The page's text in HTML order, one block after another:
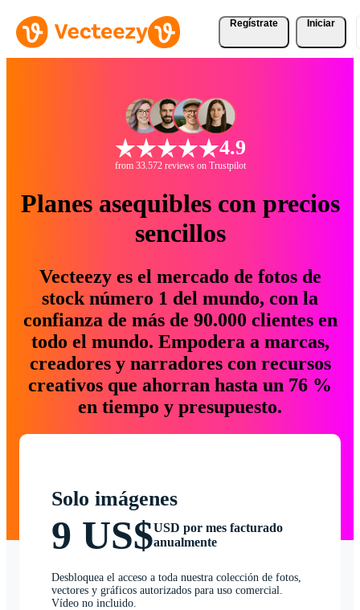
Regístrate Iniciar
4.9
from 33.572 reviews on Trustpilot
Planes asequibles con precios
sencillos
Vecteezy es el mercado de fotos de
stock número 1 del mundo, con la
confianza de más de 90.000 clientes en
todo el mundo. Empodera a marcas,
creadores y narradores con recursos
creativos que ahorran hasta un 76 %
en tiempo y presupuesto.
Solo imágenes
9 US$USD por mes facturado
anualmente
Desbloquea el acceso a toda nuestra colección de fotos,
vectores y gráficos autorizados para uso comercial.
Vídeo no incluido.